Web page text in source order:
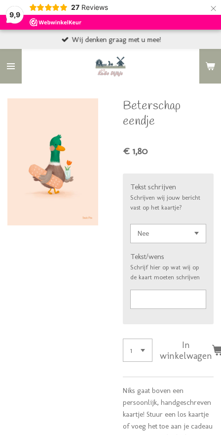
9,9
27 Reviews ×
Wij denken graag met u mee!
Beterschap
eendje
€ 1,80
Tekst schrijven
Schrijven wij jouw bericht
vast op het kaartje?
Tekst/wens
Schrijf hier op wat wij op
de kaart moeten schrijven
In
winkelwagen
Niks gaat boven een
persoonlijk, handgeschreven
kaartje! Stuur een los kaartje
of voeg het toe aan je cadeau